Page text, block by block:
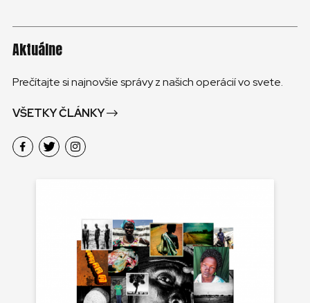
Aktuálne
Prečítajte si najnovšie správy z našich operácií vo svete.
VŠETKY ČLÁNKY